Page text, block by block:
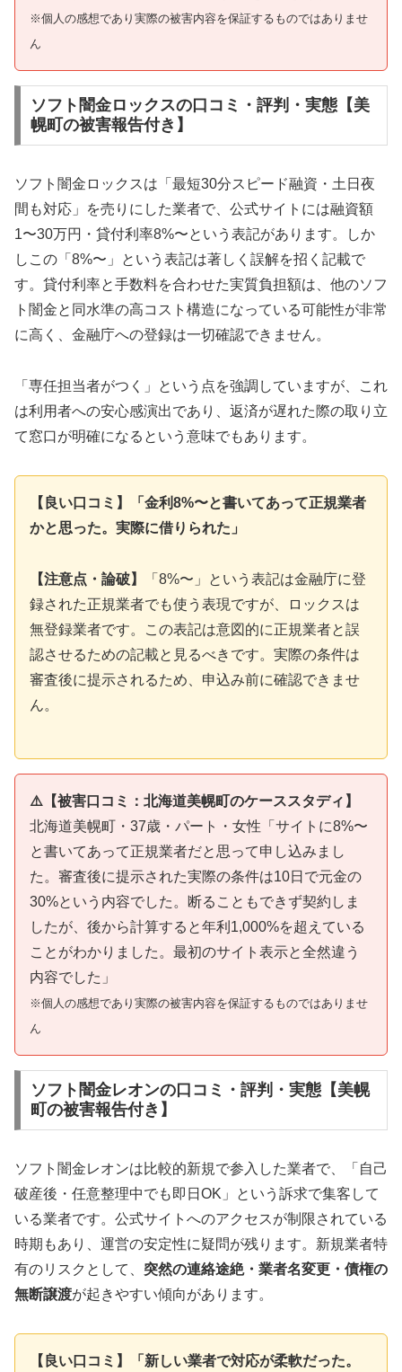
※個人の感想であり実際の被害内容を保証するものではありませ
ん
ソフト闇金ロックスの口コミ・評判・実態【美
幌町の被害報告付き】
ソフト闇金ロックスは「最短30分スピード融資・土日夜
間も対応」を売りにした業者で、公式サイトには融資額
1〜30万円・貸付利率8%〜という表記があります。しか
しこの「8%〜」という表記は著しく誤解を招く記載で
す。貸付利率と手数料を合わせた実質負担額は、他のソフ
ト闇金と同水準の高コスト構造になっている可能性が非常
に高く、金融庁への登録は一切確認できません。
「専任担当者がつく」という点を強調していますが、これ
は利用者への安心感演出であり、返済が遅れた際の取り立
て窓口が明確になるという意味でもあります。
【良い口コミ】「金利8%〜と書いてあって正規業者
かと思った。実際に借りられた」
【注意点・論破】
「8%〜」という表記は金融庁に登
録された正規業者でも使う表現ですが、ロックスは
無登録業者です。この表記は意図的に正規業者と誤
認させるための記載と見るべきです。実際の条件は
審査後に提示されるため、申込み前に確認できませ
ん。
⚠️【被害口コミ：北海道美幌町のケーススタディ】
北海道美幌町・37歳・パート・女性「サイトに8%〜
と書いてあって正規業者だと思って申し込みまし
た。審査後に提示された実際の条件は10日で元金の
30%という内容でした。断ることもできず契約しま
したが、後から計算すると年利1,000%を超えている
ことがわかりました。最初のサイト表示と全然違う
内容でした」
※個人の感想であり実際の被害内容を保証するものではありませ
ん
ソフト闇金レオンの口コミ・評判・実態【美幌
町の被害報告付き】
ソフト闇金レオンは比較的新規で参入した業者で、「自己
破産後・任意整理中でも即日OK」という訴求で集客して
いる業者です。公式サイトへのアクセスが制限されている
時期もあり、運営の安定性に疑問が残ります。新規業者特
有のリスクとして、 突然の連絡途絶・業者名変更・債権の
無断譲渡が起きやすい傾向があります。
【良い口コミ】「新しい業者で対応が柔軟だった。